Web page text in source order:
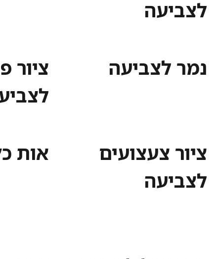
לצביעה
נמר לצביעה
ציור
ציור צעצועים
לצביעה
אות